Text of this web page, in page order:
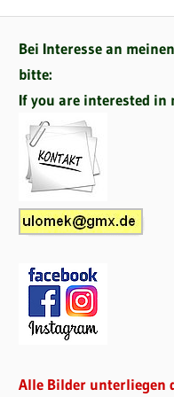
Bei Interesse an
bitte:
If you are interested in
Alle Bilder unterliegen